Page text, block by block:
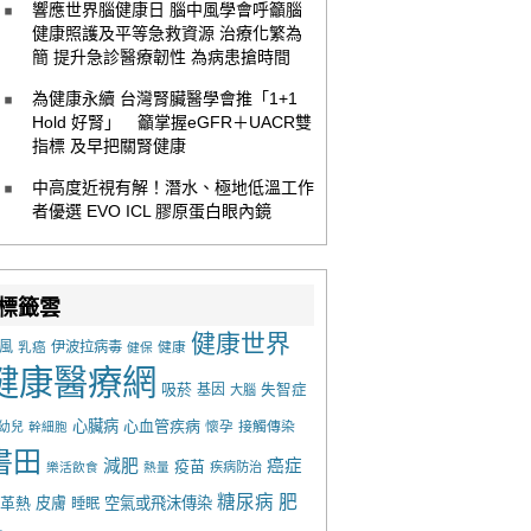
響應世界腦健康日 腦中風學會呼籲腦
健康照護及平等急救資源 治療化繁為
簡 提升急診醫療韌性 為病患搶時間
為健康永續 台灣腎臟醫學會推「1+1
Hold 好腎」 籲掌握eGFR＋UACR雙
指標 及早把關腎健康
中高度近視有解！潛水、極地低溫工作
者優選 EVO ICL 膠原蛋白眼內鏡
籤雲
乳癌 伊波拉病毒 健保 健康 健康世界
康醫療網 吸菸 基因 大腦 失智症
兒 幹細胞 心臟病 心血管疾病 懷孕 接觸傳染
田 樂活飲食 減肥 熱量 疫苗 疾病防治 癌症
熱 皮膚 睡眠 空氣或飛沫傳染 糖尿病 肥